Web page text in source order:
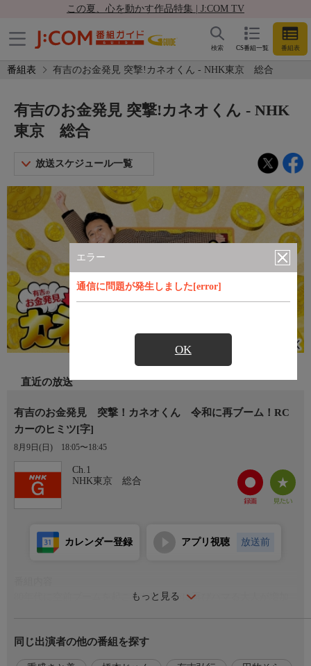
この夏、心を動かす作品特集 | J:COM TV
CS番組一覧 番組表
検索
番組表 有吉のお金発見 突撃!カネオくん - NHK東京 総合
エラー
通信に問題が発生しました[error]
OK
有吉のお金発見 突撃!カネオくん - NHK
東京 総合
放送スケジュール一覧
直近の放送
有吉のお金発見 突撃！カネオくん 令和に再ブーム！RC
カーのヒミツ[字]
8月9日(日) 18:05〜18:45
Ch.1
NHK東京 総合
もっと見る
カレンダー登録 アプリ視聴 放送前
80年代に空前ブームを起こしたRCカーに再びハマる大人が増加
大迫力のオフロード大会。軽トラ、デコトラ、高級外車、好きな
車を楽しめるのもRCならではの魅力。バギーやミニ四駆、水陸
同じ出演者の他の番組を探す